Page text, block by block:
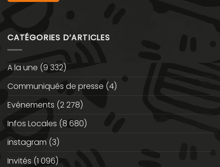
CATÉGORIES D’ARTICLES
A la une (9 332)
Communiqués de presse (4)
Evénements (2 278)
Infos Locales (8 680)
instagram (3)
Invités (1 096)